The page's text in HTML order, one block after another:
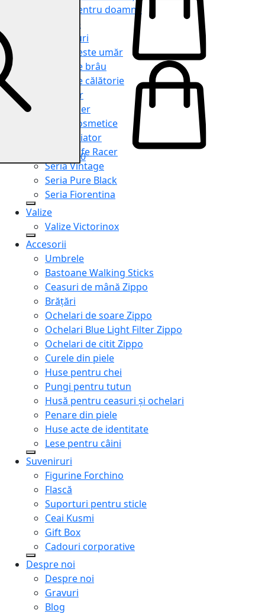
Genți pentru doamne
Serviete
Rucsacuri
Genți peste umăr
Genți de brâu
Genți de călătorie
Shopper
Organiser
Truse cosmetice
Seria Aviator
Seria Cafe Racer
Seria Vintage
Seria Pure Black
Seria Fiorentina
Valize
Valize Victorinox
Accesorii
Umbrele
Bastoane Walking Sticks
Ceasuri de mână Zippo
Brățări
Ochelari de soare Zippo
Ochelari Blue Light Filter Zippo
Ochelari de citit Zippo
Curele din piele
Huse pentru chei
Pungi pentru tutun
Husă pentru ceasuri și ochelari
Penare din piele
Huse acte de identitate
Lese pentru câini
Suveniruri
Figurine Forchino
Flască
Suporturi pentru sticle
Ceai Kusmi
Gift Box
Cadouri corporative
Despre noi
Despre noi
Gravuri
Blog
0